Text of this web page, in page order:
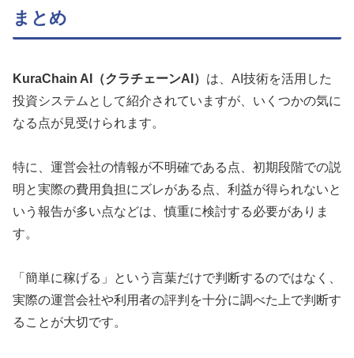
まとめ
KuraChain AI（クラチェーンAI） は、AI技術を活用した
投資システムとして紹介されていますが、いくつかの気に
なる点が見受けられます。
特に、運営会社の情報が不明確である点、初期段階での説
明と実際の費用負担にズレがある点、利益が得られないと
いう報告が多い点などは、慎重に検討する必要がありま
す。
「簡単に稼げる」という言葉だけで判断するのではなく、
実際の運営会社や利用者の評判を十分に調べた上で判断す
ることが大切です。